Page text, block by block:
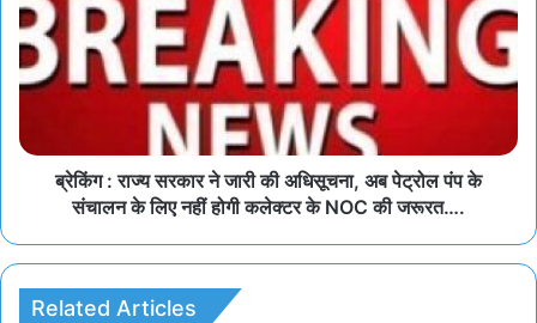
ब्रेकिंग : राज्य सरकार ने जारी की अधिसूचना, अब पेट्रोल पंप के
संचालन के लिए नहीं होगी कलेक्टर के NOC की जरूरत….
Related Articles